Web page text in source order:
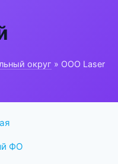
округ » ООО Laser
ФО